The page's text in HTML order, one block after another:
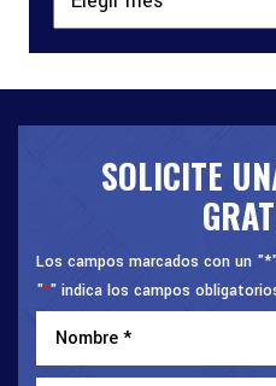
SOLICITE
Los campos marcados con un
"*" indica los campos